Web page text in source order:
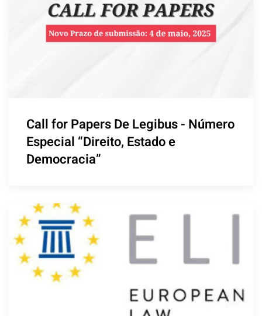
Call for Papers De Legibus - Número
Especial “Direito, Estado e
Democracia”